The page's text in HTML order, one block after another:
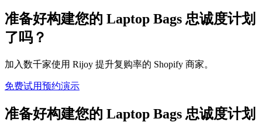
准备好构建您的 Laptop Bags 忠诚度计划
了吗？
加入数千家使用 Rijoy 提升复购率的 Shopify 商家。
免费试用预约演示
准备好构建您的 Laptop Bags 忠诚度计划